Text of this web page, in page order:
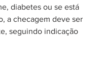
diabetes ou se está
a checagem deve ser
seguindo indicação